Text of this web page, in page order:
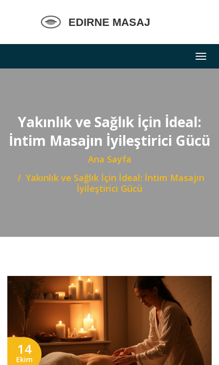
Yakınlık ve Sağlık İçin İdeal:
İntim Masajın İyileştirici Gücü
Ana Sayfa
Yakınlık ve Sağlık İçin İdeal: İntim Masajın
İyileştirici Gücü
14
Ekim